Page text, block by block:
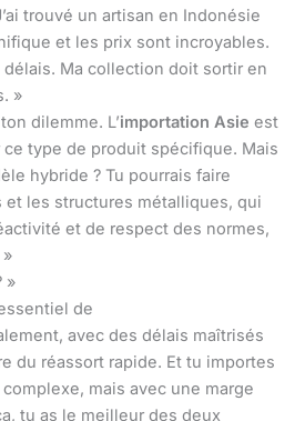
trouvé un artisan en Indonésie
et les prix sont incroyables.
délais. Ma collection doit sortir en
»
dilemme. L’importation Asie est
ce type de produit spécifique. Mais
hybride ? Tu pourrais faire
les structures métalliques, qui
et de respect des normes,
»
»
de
avec des délais maîtrisés
du réassort rapide. Et tu importes
complexe, mais avec une marge
tu as le meilleur des deux